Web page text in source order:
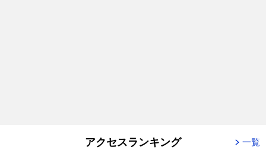
アクセスランキング 一覧